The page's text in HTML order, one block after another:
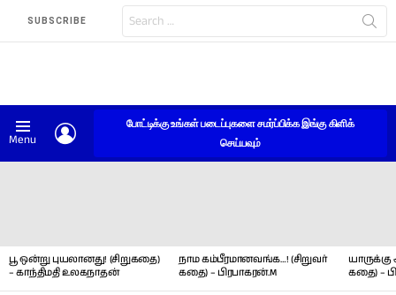
SUBSCRIBE
for:
Menu
போட்டிக்கு உங்கள் படைப்புகளை சமர்ப்பிக்க இங்கு கிளிக்
செய்யவும்
பூ ஒன்று புயலானது! (சிறுகதை)
– காந்திமதி உலகநாதன்
நாம கம்பீரமானவங்க…! (சிறுவர்
கதை) – பிரபாகரன்.M
யாருக்கு
கதை) –